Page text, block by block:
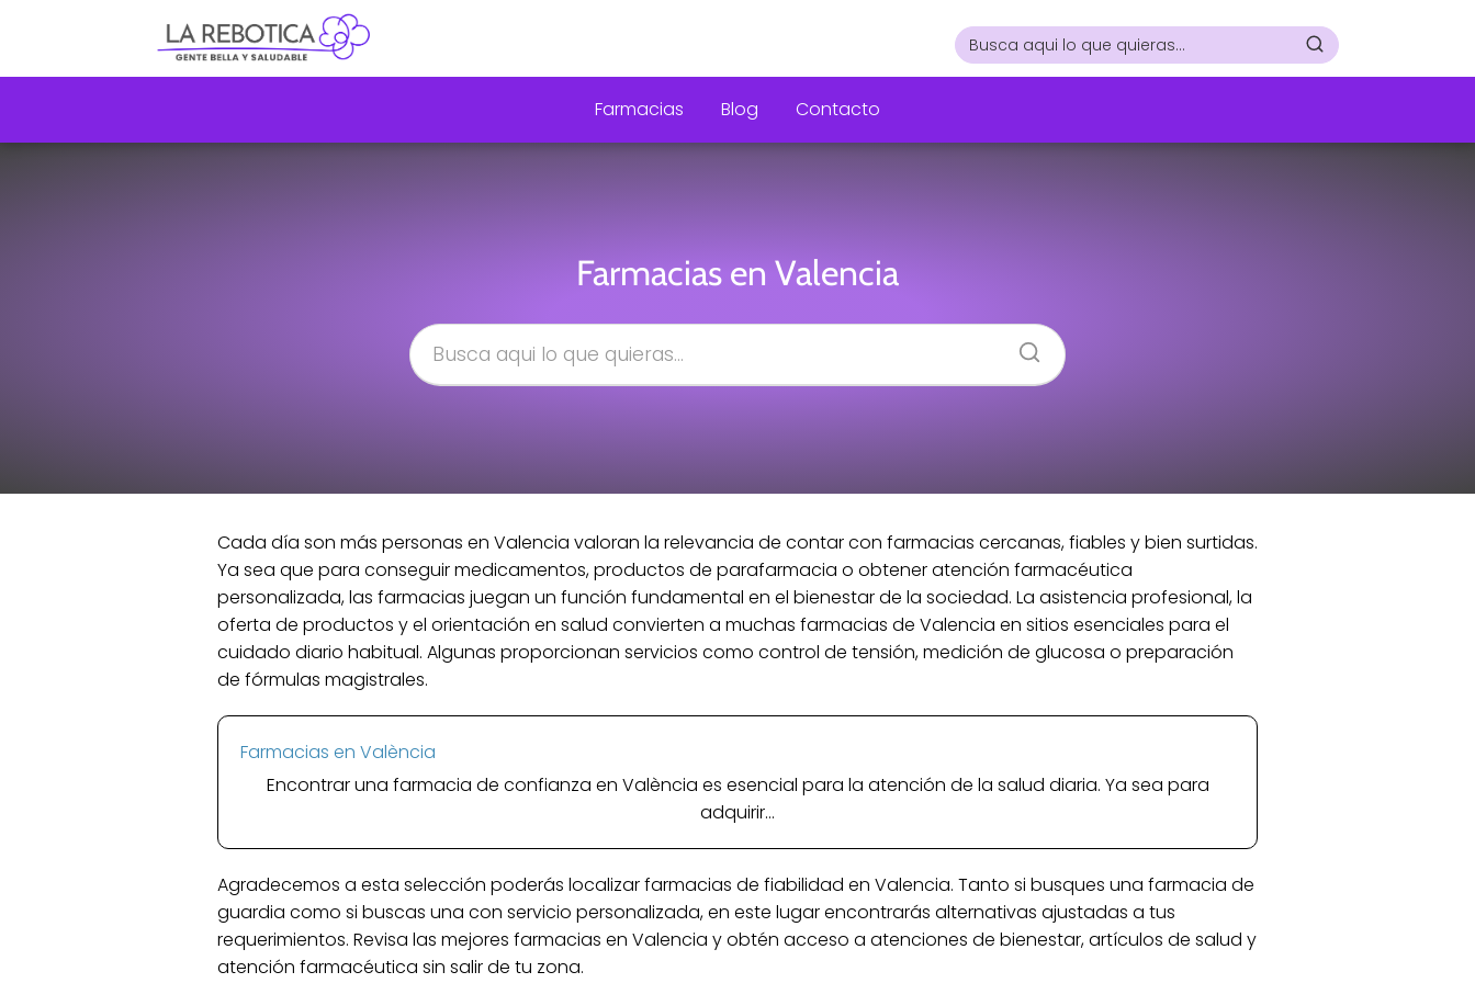
Farmacias Blog Contacto
Farmacias en Valencia
Cada día son más personas en Valencia valoran la relevancia de contar con farmacias cercanas, fiables y bien surtidas.
Ya sea que para conseguir medicamentos, productos de parafarmacia o obtener atención farmacéutica
personalizada, las farmacias juegan un función fundamental en el bienestar de la sociedad. La asistencia profesional, la
oferta de productos y el orientación en salud convierten a muchas farmacias de Valencia en sitios esenciales para el
cuidado diario habitual. Algunas proporcionan servicios como control de tensión, medición de glucosa o preparación
de fórmulas magistrales.
Farmacias en València
Encontrar una farmacia de confianza en València es esencial para la atención de la salud diaria. Ya sea para
adquirir...
Agradecemos a esta selección poderás localizar farmacias de fiabilidad en Valencia. Tanto si busques una farmacia de
guardia como si buscas una con servicio personalizada, en este lugar encontrarás alternativas ajustadas a tus
requerimientos. Revisa las mejores farmacias en Valencia y obtén acceso a atenciones de bienestar, artículos de salud y
atención farmacéutica sin salir de tu zona.